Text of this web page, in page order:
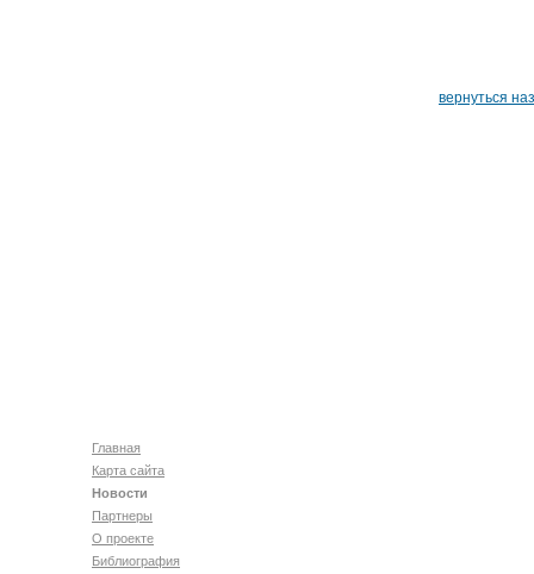
вернуться
Главная
Карта сайта
Новости
Партнеры
О проекте
Библиография